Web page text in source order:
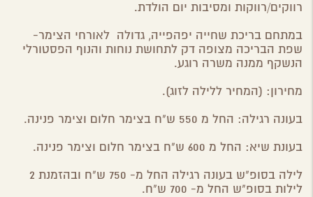
רווקים/רווקות ומסיבות יום הולדת.
במתחם בריכת שחייה יפהפייה, גדולה לאורחי הצימר-
שפת הבריכה מצופה דק לתחושת נוחות והנוף הפסטורלי
הנשקף ממנה משרה רוגע.
מחירון: (המחיר ללילה לזוג).
בעונה רגילה: החל מ 550 ש"ח בצימר חלום וצימר פנינה.
בעונת שיא: החל מ 600 ש"ח בצימר חלום וצימר פנינה.
לילה בסופ"ש בעונה רגילה החל מ- 750 ש"ח ובהזמנת 2
לילות בסופ"ש החל מ- 700 ש"ח.